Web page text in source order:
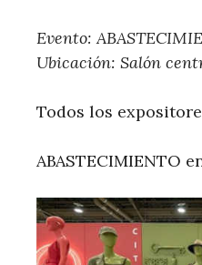
Evento:
Ubicación: Salón
Todos los
ABASTECIMIENTO